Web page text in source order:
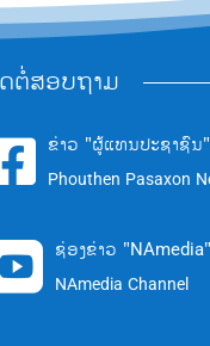
ຕໍ່ສອບຖາມ
 ຂ່າວ "ຜູ້ແທນປະຊາຊົນ"
Phouthen Pasaxon
ຊ່ອງຂ່າວ "NAmedia"
NAmedia Channel